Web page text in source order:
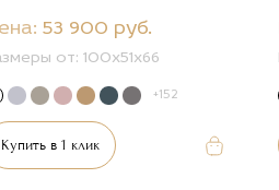
53 900 руб.
от: 100x51x66
+152
Купить в 1 клик